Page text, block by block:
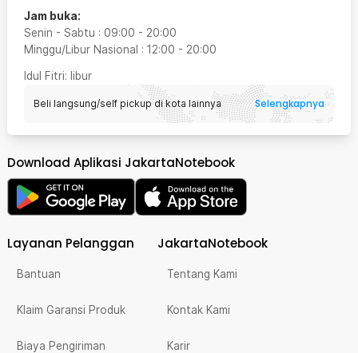
Jam buka:
Senin - Sabtu : 09:00 - 20:00
Minggu/Libur Nasional : 12:00 - 20:00
Idul Fitri: libur
Beli langsung/self pickup di kota lainnya Selengkapnya
Download Aplikasi JakartaNotebook
Layanan Pelanggan
Bantuan
Klaim Garansi Produk
Biaya Pengiriman
JakartaNotebook
Tentang Kami
Kontak Kami
Karir